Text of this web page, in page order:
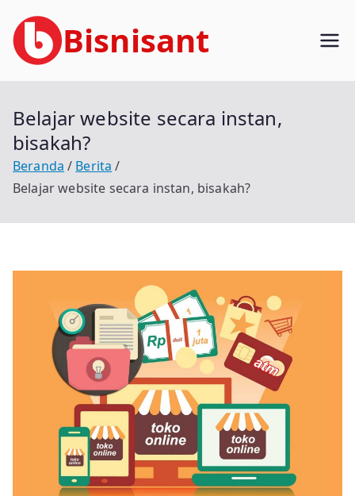
ke
konten
Bisnisant
Belajar website secara instan,
bisakah?
Beranda
Berita
Belajar website secara instan, bisakah?